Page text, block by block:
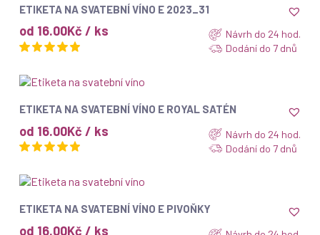
ZOBRAZIT
ETIKETA NA SVATEBNÍ VÍNO E 2023_31
od 16.00Kč / ks
Návrh do 24 hod.
Dodání do 7 dnů
ZOBRAZIT
ETIKETA NA SVATEBNÍ VÍNO E ROYAL SATÉN
od 16.00Kč / ks
Návrh do 24 hod.
Dodání do 7 dnů
ZOBRAZIT
ETIKETA NA SVATEBNÍ VÍNO E PIVOŇKY
od 16.00Kč / ks